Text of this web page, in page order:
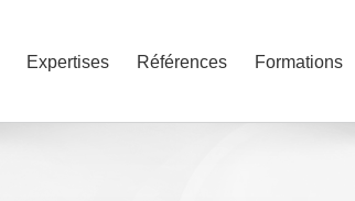
Expertises Références Formations